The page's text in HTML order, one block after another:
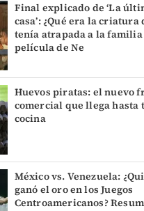
Final explicado de ‘La
casa’: ¿Qué era la criatura
tenía atrapada a la
película de Ne
Huevos piratas: el nuevo
comercial que llega hasta
cocina
México vs. Venezuela:
ganó el oro en los Juegos
Centroamericanos?